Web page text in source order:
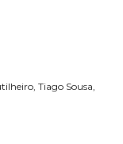
Tiago Sousa,